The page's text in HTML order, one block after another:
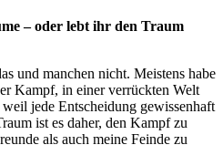
– oder lebt ihr den Traum
und manchen nicht. Meistens habe
Kampf, in einer verrückten Welt
jede Entscheidung gewissenhaft
ist es daher, den Kampf zu
als auch meine Feinde zu